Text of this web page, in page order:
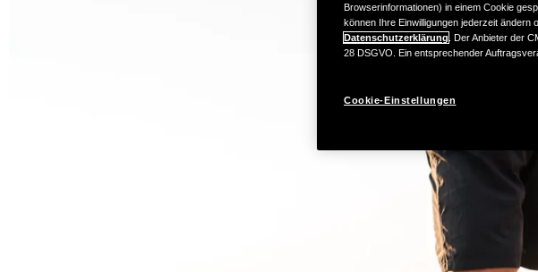
Browserinformationen) in einem Cookie
können Ihre Einwilligungen jederzeit ändern
Datenschutzerklärung . Der Anbieter der
28 DSGVO. Ein entsprechender
Cookie-Einstellungen